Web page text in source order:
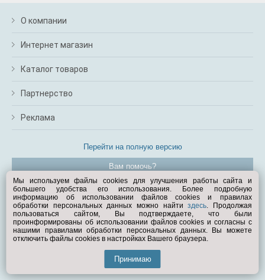
О компании
Интернет магазин
Каталог товаров
Партнерство
Реклама
Перейти на полную версию
Вам помочь?
© Exist.ru 1998—2026
Мы используем файлы cookies для улучшения работы сайта и
большего удобства его использования. Более подробную
информацию об использовании файлов cookies и правилах
обработки персональных данных можно найтиздесь. Продолжая
пользоваться сайтом, Вы подтверждаете, что были
проинформированы об использовании файлов cookies и согласны с
нашими правилами обработки персональных данных. Вы можете
отключить файлы cookies в настройках Вашего браузера.
Принимаю